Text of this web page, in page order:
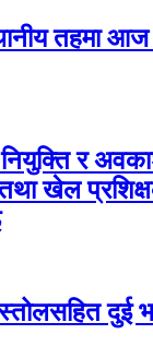
तहमा आज
नियुक्ति र
खेल
दुई